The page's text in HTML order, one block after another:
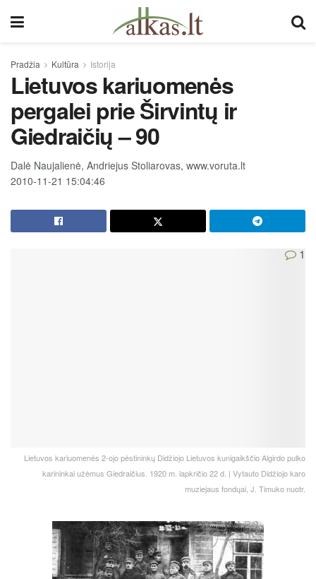
Pradžia Kultūra Istorija
Lietuvos kariuomenės
pergalei prie Širvintų ir
Giedraičių – 90
Dalė Naujalienė, Andriejus Stoliarovas, www.voruta.lt
2010-11-21 15:04:46
1
Lietuvos kariuomenės 2-ojo pėstininkų Didžiojo Lietuvos kunigaikščio Algirdo pulko
karininkai užėmus Giedraičius. 1920 m. lapkričio 22 d. | Vytauto Didžiojo karo
muziejaus fondųai, J. Timuko nuotr.